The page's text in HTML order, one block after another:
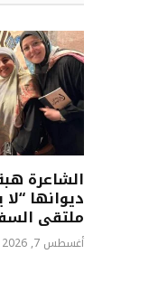
الشاعرة
ديوانها
ملتقى
أغسطس 7, 2026